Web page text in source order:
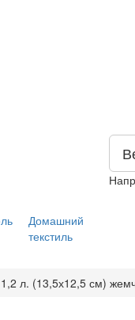
Домашний
текстиль
л. (13,5х12,5 см)